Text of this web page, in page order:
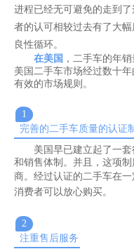
进程已经无可避免的走到
者的认可相较过去有了大
良性循环。
在美国 ，二手车的年
美国二手车市场经过数十
有效的市场规则。
1
完善的二手车质量的认证
美国早已建立起了一
和销售体制。并且，这项
商。 经过认证的二手车在
消费者可以放心购买。
2
注重售后服务